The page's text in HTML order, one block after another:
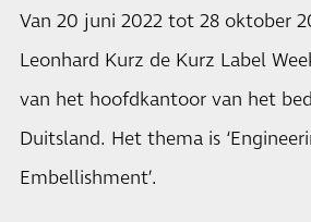
Van 20 juni 2022 tot 28 oktober
Leonhard Kurz de Kurz Label
van het hoofdkantoor van het
Duitsland. Het thema is
Embellishment’.